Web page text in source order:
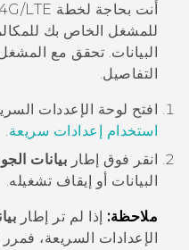
أنت بحاجة لخطة 4G‍/ LTE
للمشغل الخاص بك
البيانات. تحقق مع
التفاصيل.
افتح لوحة الإعددات
استخدام
إعدادات سريعة.
انقر فوق إطار بيانات
البيانات أو إيقاف تشغيله.
ملاحظة: إذا لم تر إطار
الإعدادات السريعة،